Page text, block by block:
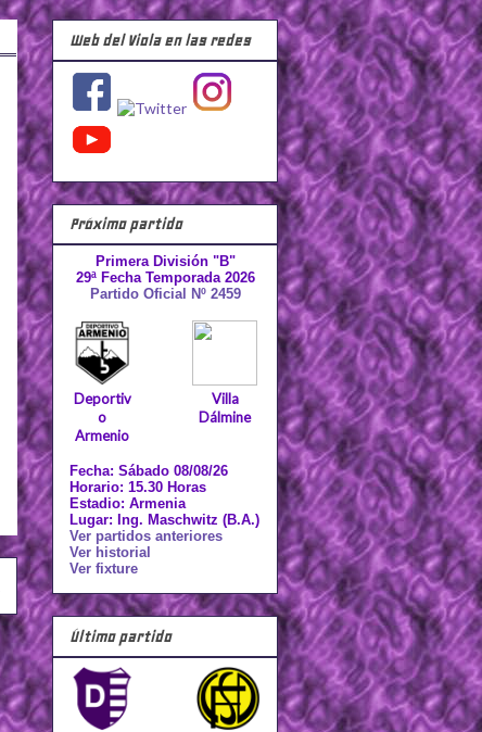
Web del Viola en las redes
Próximo partido
Primera División "B"
29ª Fecha Temporada 2026
Partido Oficial Nº 2459
Deportiv
o
Armenio
Villa
Dálmine
Fecha: Sábado 08/08/26
Horario: 15.30 Horas
Estadio: Armenia
Lugar: Ing. Maschwitz (B.A.)
Ver partidos anteriores
Ver historial
Ver fixture
Último partido